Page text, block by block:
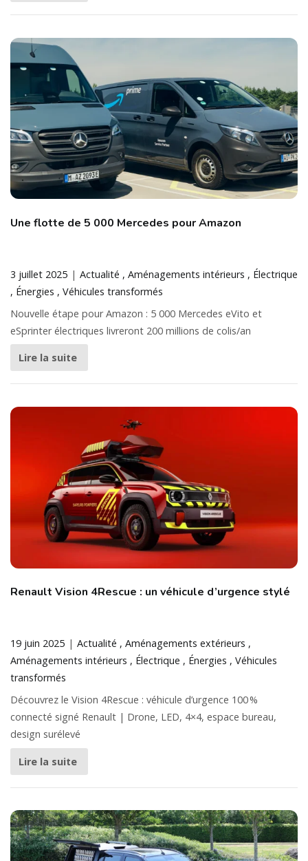
Une flotte de 5 000 Mercedes pour Amazon
3 juillet 2025 Actualité Aménagements intérieurs
Électrique
Énergies
Véhicules transformés
Nouvelle étape pour Amazon : 5 000 Mercedes eVito et
eSprinter électriques livreront 200 millions de colis/an
Lire la suite
Renault Vision 4Rescue : un véhicule d’urgence stylé
19 juin 2025 Actualité
Aménagements extérieurs
Aménagements intérieurs
Électrique Énergies
Véhicules
transformés
Découvrez le Vision 4Rescue : véhicule d’urgence 100 %
connecté signé Renault | Drone, LED, 4×4, espace bureau,
design surélevé
Lire la suite